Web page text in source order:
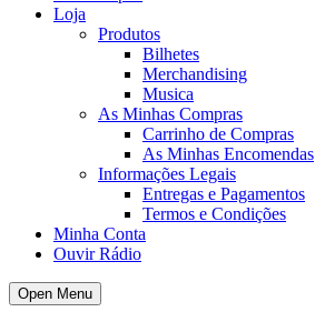
Loja
Produtos
Bilhetes
Merchandising
Musica
As Minhas Compras
Carrinho de Compras
As Minhas Encomendas
Informações Legais
Entregas e Pagamentos
Termos e Condições
Minha Conta
Ouvir Rádio
Open Menu